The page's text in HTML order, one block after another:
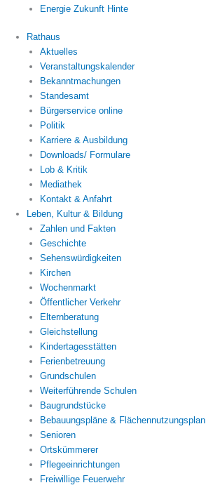
Energie Zukunft Hinte
Rathaus
Aktuelles
Veranstaltungskalender
Bekanntmachungen
Standesamt
Bürgerservice online
Politik
Karriere & Ausbildung
Downloads/ Formulare
Lob & Kritik
Mediathek
Kontakt & Anfahrt
Leben, Kultur & Bildung
Zahlen und Fakten
Geschichte
Sehenswürdigkeiten
Kirchen
Wochenmarkt
Öffentlicher Verkehr
Elternberatung
Gleichstellung
Kindertagesstätten
Ferienbetreuung
Grundschulen
Weiterführende Schulen
Baugrundstücke
Bebauungspläne & Flächennutzungsplan
Senioren
Ortskümmerer
Pflegeeinrichtungen
Freiwillige Feuerwehr